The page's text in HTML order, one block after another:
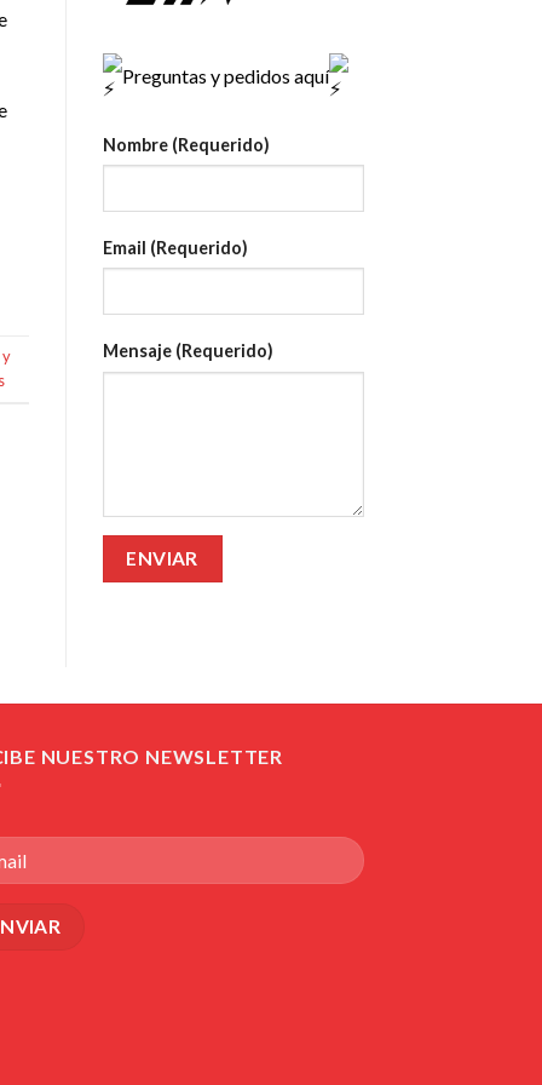
y
Preguntas y pedidos aquí
Nombre (Requerido)
Email (Requerido)
Mensaje (Requerido)
NUESTRO NEWSLETTER